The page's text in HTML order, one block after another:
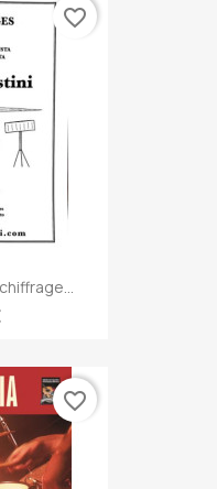
favorite_border
favorite_border